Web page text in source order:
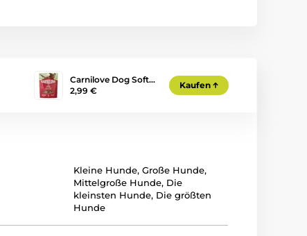
Carnilove Dog Soft…
2,99 €
Kaufen
Kleine Hunde,Große Hunde,
Mittelgroße Hunde, Die
kleinsten Hunde, Die größten
Hunde